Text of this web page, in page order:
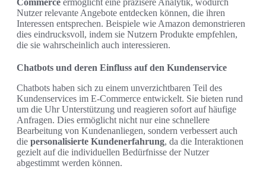
Commerce ermöglicht eine präzisere Analytik, wodurch
Nutzer relevante Angebote entdecken können, die ihren
Interessen entsprechen. Beispiele wie Amazon demonstrieren
dies eindrucksvoll, indem sie Nutzern Produkte empfehlen,
die sie wahrscheinlich auch interessieren.
Chatbots und deren Einfluss auf den Kundenservice
Chatbots haben sich zu einem unverzichtbaren Teil des
Kundenservices im E-Commerce entwickelt. Sie bieten rund
um die Uhr Unterstützung und reagieren sofort auf häufige
Anfragen. Dies ermöglicht nicht nur eine schnellere
Bearbeitung von Kundenanliegen, sondern verbessert auch
die personalisierte Kundenerfahrung, da die Interaktionen
gezielt auf die individuellen Bedürfnisse der Nutzer
abgestimmt werden können.